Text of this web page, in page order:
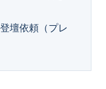
壇依頼（プレ